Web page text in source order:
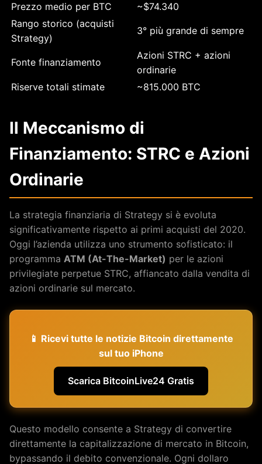
Prezzo medio per BTC
~$74.340
Rango storico (acquisti
Strategy)
3° più grande di sempre
Fonte finanziamento
Azioni STRC + azioni
ordinarie
Riserve totali stimate
~815.000 BTC
Il Meccanismo di
Finanziamento: STRC e Azioni
Ordinarie
La strategia finanziaria di Strategy si è evoluta
significativamente rispetto ai primi acquisti del 2020.
Oggi l’azienda utilizza uno strumento sofisticato: il
programma ATM (At-The-Market) per le azioni
privilegiate perpetue STRC, affiancato dalla vendita di
azioni ordinarie sul mercato.
📱 Ricevi tutte le notizie Bitcoin direttamente
sul tuo iPhone
Scarica BitcoinLive24 Gratis
Questo modello consente a Strategy di convertire
direttamente la capitalizzazione di mercato in Bitcoin,
bypassando il debito convenzionale. Ogni dollaro